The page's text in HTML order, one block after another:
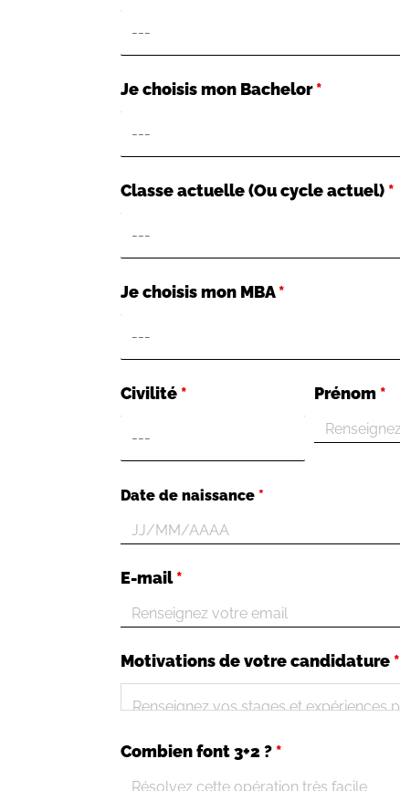
Je choisis mon Bachelor*
Classe actuelle (Ou cycle actuel) *
Je choisis mon MBA*
Civilité * Prénom *
Date de naissance *
E-mail*
Motivations de votre candidature *
Combien font 3+2 ? *